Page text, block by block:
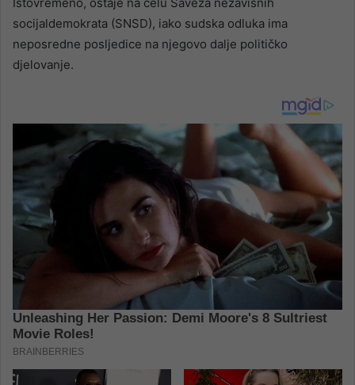
socijaldemokrata (SNSD), iako sudska odluka ima
neposredne posljedice na njegovo dalje političko
djelovanje.